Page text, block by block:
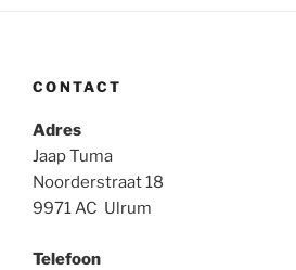
CONTACT
Adres
Jaap Tuma
Noorderstraat 18
9971 AC Ulrum
Telefoon